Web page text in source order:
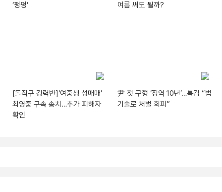
‘펑펑’
여름 써도 될까?
[돌직구 강력반]‘여중생 성매매’
최영중 구속 송치…추가 피해자
확인
尹 첫 구형 ‘징역 10년’…특검 “법
기술로 처벌 회피”